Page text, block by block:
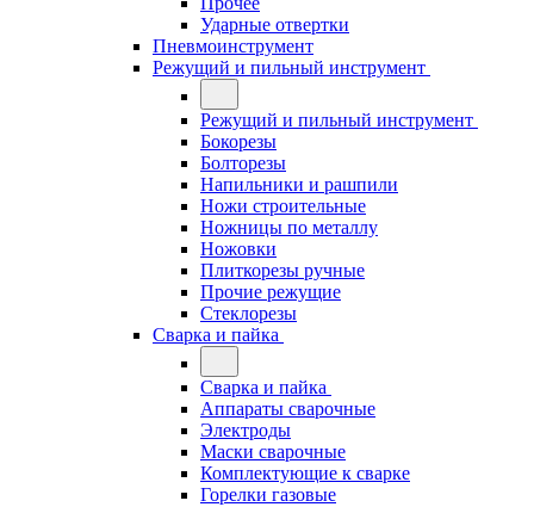
Ударные отвертки
Пневмоинструмент
Режущий и пильный инструмент
Режущий и пильный инструмент
Бокорезы
Болторезы
Напильники и рашпили
Ножи строительные
Ножницы по металлу
Ножовки
Плиткорезы ручные
Прочие режущие
Стеклорезы
Сварка и пайка
Сварка и пайка
Аппараты сварочные
Электроды
Маски сварочные
Комплектующие к сварке
Горелки газовые